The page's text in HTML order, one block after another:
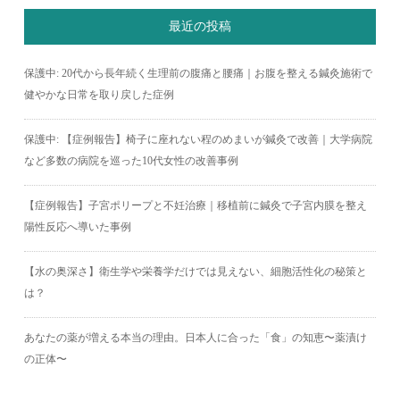
最近の投稿
保護中: 20代から長年続く生理前の腹痛と腰痛｜お腹を整える鍼灸施術で
健やかな日常を取り戻した症例
保護中: 【症例報告】椅子に座れない程のめまいが鍼灸で改善｜大学病院
など多数の病院を巡った10代女性の改善事例
【症例報告】子宮ポリープと不妊治療｜移植前に鍼灸で子宮内膜を整え
陽性反応へ導いた事例
【水の奥深さ】衛生学や栄養学だけでは見えない、細胞活性化の秘策と
は？
あなたの薬が増える本当の理由。日本人に合った「食」の知恵〜薬漬け
の正体〜